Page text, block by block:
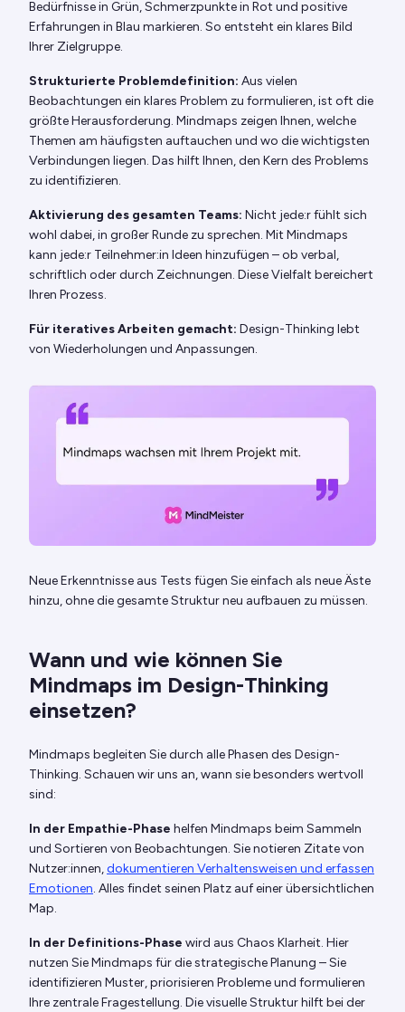
Bedürfnisse in Grün, Schmerzpunkte in Rot und positive
Erfahrungen in Blau markieren. So entsteht ein klares Bild
Ihrer Zielgruppe.
Strukturierte Problemdefinition: Aus vielen
Beobachtungen ein klares Problem zu formulieren, ist oft die
größte Herausforderung. Mindmaps zeigen Ihnen, welche
Themen am häufigsten auftauchen und wo die wichtigsten
Verbindungen liegen. Das hilft Ihnen, den Kern des Problems
zu identifizieren.
Aktivierung des gesamten Teams: Nicht jede:r fühlt sich
wohl dabei, in großer Runde zu sprechen. Mit Mindmaps
kann jede:r Teilnehmer:in Ideen hinzufügen – ob verbal,
schriftlich oder durch Zeichnungen. Diese Vielfalt bereichert
Ihren Prozess.
Für iteratives Arbeiten gemacht: Design-Thinking lebt
von Wiederholungen und Anpassungen.
Neue Erkenntnisse aus Tests fügen Sie einfach als neue Äste
hinzu, ohne die gesamte Struktur neu aufbauen zu müssen.
Wann und wie können Sie
Mindmaps im Design-Thinking
einsetzen?
Mindmaps begleiten Sie durch alle Phasen des Design-
Thinking. Schauen wir uns an, wann sie besonders wertvoll
sind:
In der Empathie-Phase helfen Mindmaps beim Sammeln
und Sortieren von Beobachtungen. Sie notieren Zitate von
Nutzer:innen,dokumentieren Verhaltensweisen und erfassen
Emotionen. Alles findet seinen Platz auf einer übersichtlichen
Map.
In der Definitions-Phase wird aus Chaos Klarheit. Hier
nutzen Sie Mindmaps für die strategische Planung – Sie
identifizieren Muster, priorisieren Probleme und formulieren
Ihre zentrale Fragestellung. Die visuelle Struktur hilft bei der